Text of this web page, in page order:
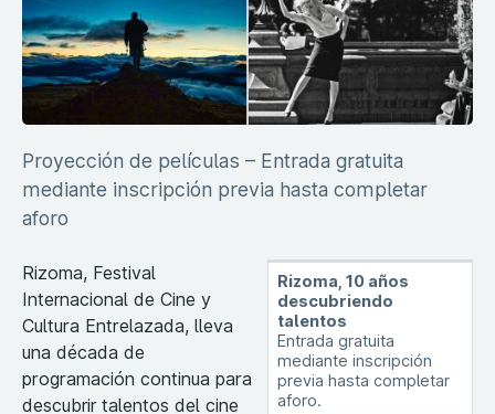
Proyección de películas – Entrada gratuita
mediante inscripción previa hasta completar
aforo
Rizoma, 10 años
descubriendo
talentos
Entrada gratuita
mediante inscripción
previa hasta completar
aforo.
Rizoma, Festival
Internacional de Cine y
Cultura Entrelazada, lleva
una década de
programación continua para
descubrir talentos del cine